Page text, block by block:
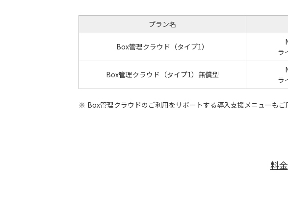
プラン名
Box管理クラウド（タイプ1）
ラ
Box管理クラウド（タイプ1）無償型
ラ
Box管理クラウドのご利用をサポートする導入支援メニューも
料金